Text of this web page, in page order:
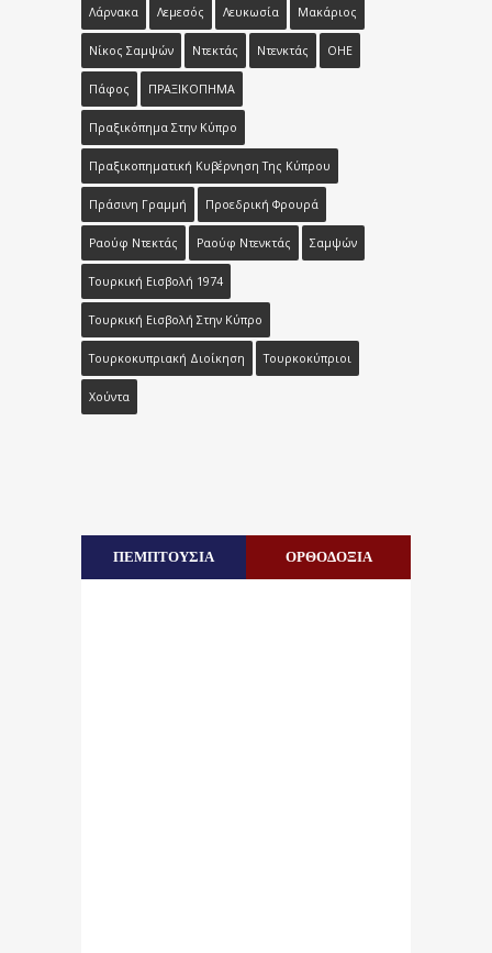
Λάρνακα Λεμεσός Λευκωσία Μακάριος
Νίκος Σαμψών Ντεκτάς Ντενκτάς ΟΗΕ
Πάφος ΠΡΑΞΙΚΟΠΗΜΑ
Πραξικόπημα Στην Κύπρο
Πραξικοπηματική Κυβέρνηση Της Κύπρου
Πράσινη Γραμμή Προεδρική Φρουρά
Ραούφ Ντεκτάς Ραούφ Ντενκτάς Σαμψών
Τουρκική Εισβολή 1974
Τουρκική Εισβολή Στην Κύπρο
Τουρκοκυπριακή Διοίκηση Τουρκοκύπριοι
Χούντα
ΠΕΜΠΤΟΥΣΙΑ ΟΡΘΟΔΟΞΙΑ